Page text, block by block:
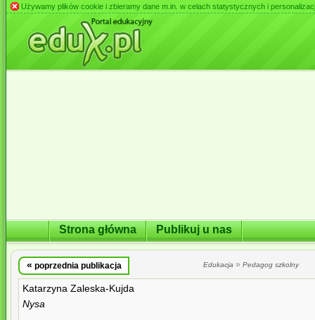
Używamy plików cookie i zbieramy dane m.in. w celach statystycznych i
Strona główna Publikuj u nas
« poprzednia publikacja Edukacja » Pedagog szkolny
Katarzyna Zaleska-Kujda
Nysa